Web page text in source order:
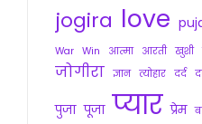
jogira love
War Win आत्मा आरती खुशी
जोगीरा ज्ञान त्योहार दर्द
पुजा पूजा प्यार प्रेम